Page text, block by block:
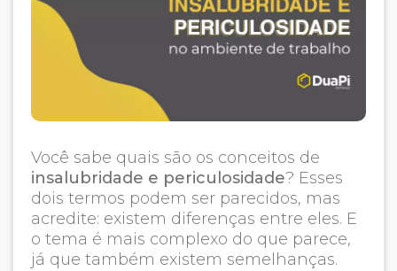
Você sabe quais são os conceitos de
insalubridade e periculosidade? Esses
dois termos podem ser parecidos, mas
acredite: existem diferenças entre eles. E
o tema é mais complexo do que parece,
já que também existem semelhanças.